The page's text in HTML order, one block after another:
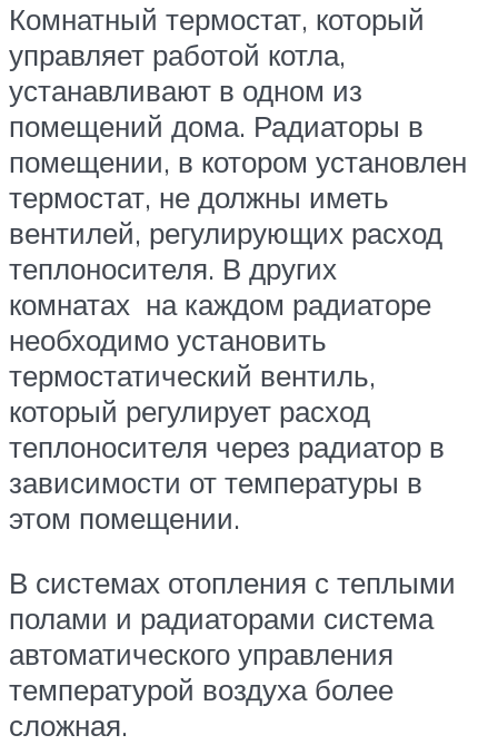
Комнатный термостат, который
управляет работой котла,
устанавливают в одном из
помещений дома. Радиаторы в
помещении, в котором установлен
термостат, не должны иметь
вентилей, регулирующих расход
теплоносителя. В других
комнатах на каждом радиаторе
необходимо установить
термостатический вентиль,
который регулирует расход
теплоносителя через радиатор в
зависимости от температуры в
этом помещении.
В системах отопления с теплыми
полами и радиаторами система
автоматического управления
температурой воздуха более
сложная.